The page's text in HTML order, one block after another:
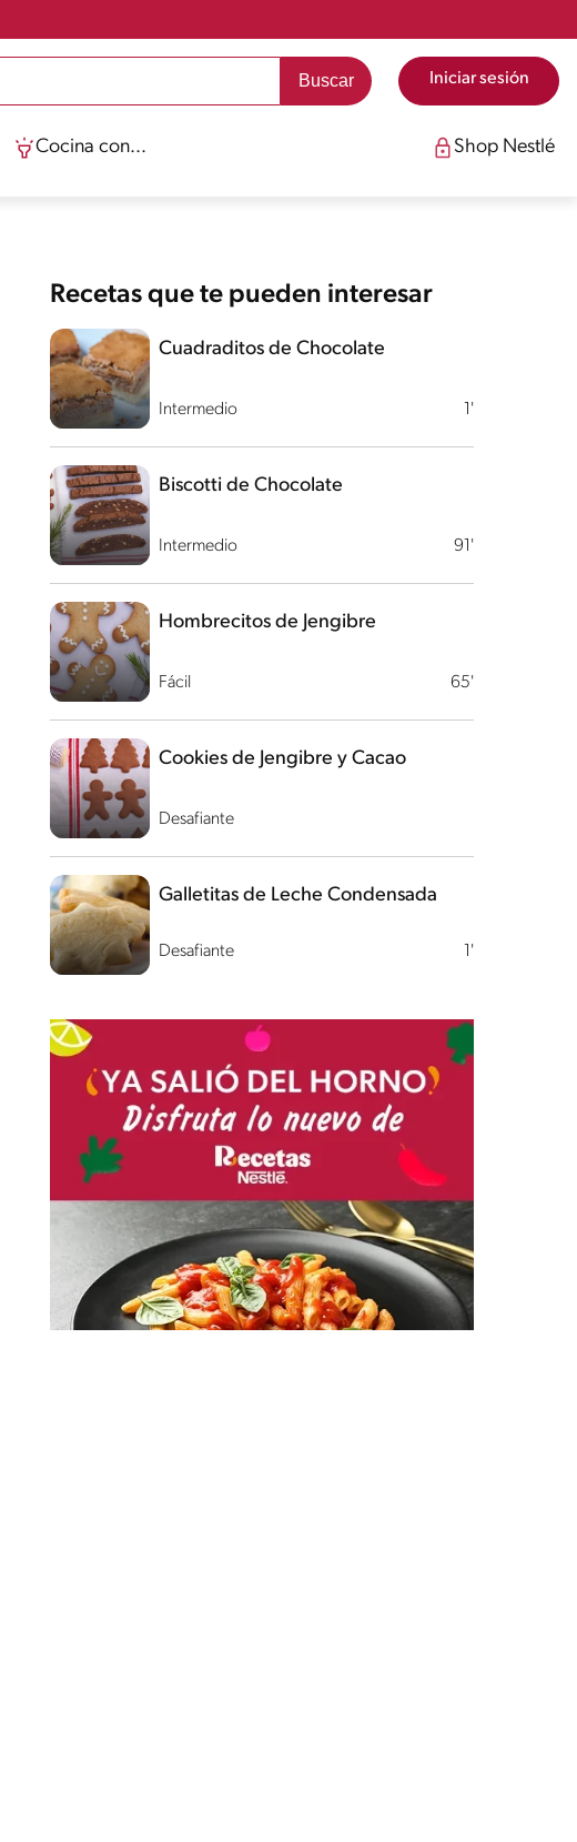
Iniciar sesión
Cocina con... Shop Nestlé
Recetas que te pueden interesar
Intermedio 1'
Cuadraditos de Chocolate
Intermedio 91'
Biscotti de Chocolate
Fácil 65'
Hombrecitos de Jengibre
Desafiante
Cookies de Jengibre y Cacao
Desafiante 1'
Galletitas de Leche Condensada